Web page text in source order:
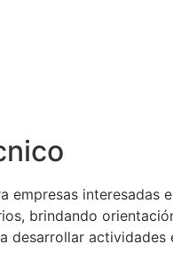
empresas interesadas
brindando
desarrollar